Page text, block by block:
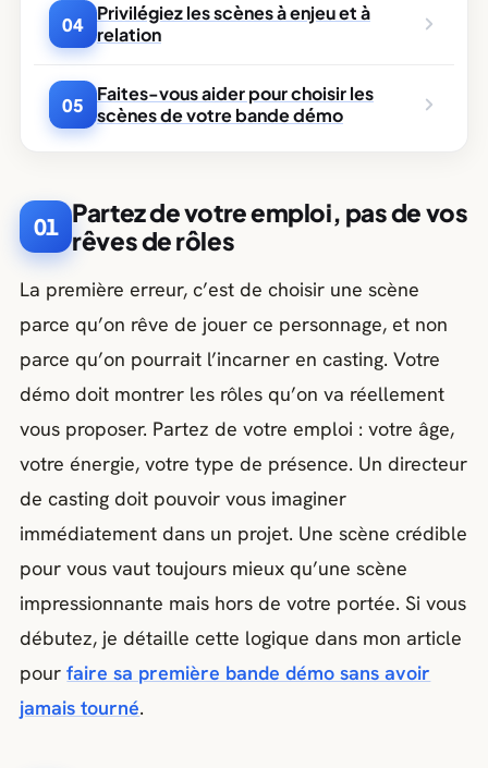
04 Privilégiez les scènes à enjeu et à
relation
05
Faites-vous aider pour choisir les
scènes de votre bande démo
01 Partez de votre emploi, pas de vos
rêves de rôles
La première erreur, c’est de choisir une scène
parce qu’on rêve de jouer ce personnage, et non
parce qu’on pourrait l’incarner en casting. Votre
démo doit montrer les rôles qu’on va réellement
vous proposer. Partez de votre emploi : votre âge,
votre énergie, votre type de présence. Un directeur
de casting doit pouvoir vous imaginer
immédiatement dans un projet. Une scène crédible
pour vous vaut toujours mieux qu’une scène
impressionnante mais hors de votre portée. Si vous
débutez, je détaille cette logique dans mon article
pourfaire sa première bande démo sans avoir
jamais tourné.